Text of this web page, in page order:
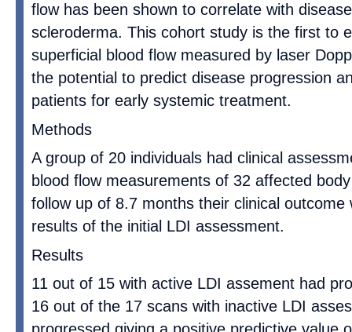
flow has been shown to correlate with
scleroderma. This cohort study is the first to
superficial blood flow measured by laser
the potential to predict disease progression
patients for early systemic treatment.
Methods
A group of 20 individuals had clinical
blood flow measurements of 32 affected
follow up of 8.7 months their clinical
results of the initial LDI assessment.
Results
11 out of 15 with active LDI assement had
16 out of the 17 scans with inactive LDI